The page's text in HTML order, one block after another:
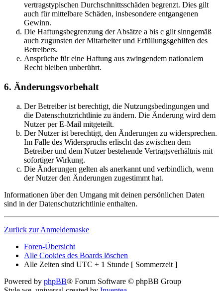
vertragstypischen Durchschnittsschäden begrenzt. Dies gilt
auch für mittelbare Schäden, insbesondere entgangenen
Gewinn.
Die Haftungsbegrenzung der Absätze a bis c gilt sinngemäß
auch zugunsten der Mitarbeiter und Erfüllungsgehilfen des
Betreibers.
Ansprüche für eine Haftung aus zwingendem nationalem
Recht bleiben unberührt.
6. Änderungsvorbehalt
Der Betreiber ist berechtigt, die Nutzungsbedingungen und
die Datenschutzrichtlinie zu ändern. Die Änderung wird dem
Nutzer per E-Mail mitgeteilt.
Der Nutzer ist berechtigt, den Änderungen zu widersprechen.
Im Falle des Widerspruchs erlischt das zwischen dem
Betreiber und dem Nutzer bestehende Vertragsverhältnis mit
sofortiger Wirkung.
Die Änderungen gelten als anerkannt und verbindlich, wenn
der Nutzer den Änderungen zugestimmt hat.
Informationen über den Umgang mit deinen persönlichen Daten
sind in der Datenschutzrichtlinie enthalten.
Zurück zur Anmeldemaske
Foren-Übersicht
Alle Cookies des Boards löschen
Alle Zeiten sind UTC + 1 Stunde [ Sommerzeit ]
Powered by phpBB® Forum Software © phpBB Group